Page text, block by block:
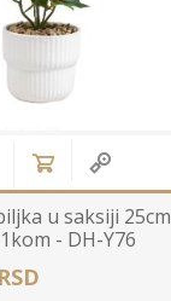
POSUDJE I
DEKORACIJE
Posudje
u saksiji 25cm
- DH-Y76